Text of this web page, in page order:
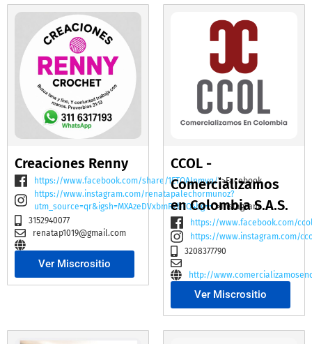
Creaciones Renny
https://www.facebook.com/share/1ETQAJnmvq/">Facebook
https://www.instagram.com/renatapalechormunoz?
utm_source=qr&igsh=MXAzeDVxbmR2bTQ4bg==">Instagram
3152940077
renatap1019@gmail.com
Ver Miscrositio
CCOL -
Comercializamos
en Colombia S.A.S.
https://www.facebook.com/
https://www.instagram.com/
3208377790
http://
Ver Miscrositio